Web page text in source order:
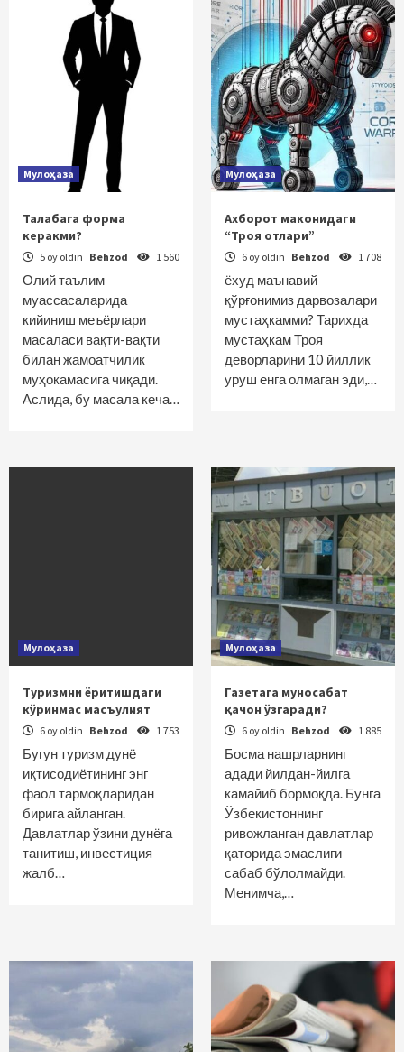
Мулоҳаза
Талабага форма
керакми?
5 oy oldin Behzod 1 560
Олий таълим
муассасаларида
кийиниш меъёрлари
масаласи вақти-вақти
билан жамоатчилик
муҳокамасига чиқади.
Аслида, бу масала кеча…
Мулоҳаза
Ахборот маконидаги
“Троя отлари”
6 oy oldin Behzod 1 708
ёхуд маънавий
қўрғонимиз дарвозалари
мустаҳкамми? Тарихда
мустаҳкам Троя
деворларини 10 йиллик
уруш енга олмаган эди,…
Мулоҳаза
Туризмни ёритишдаги
кўринмас масъулият
6 oy oldin Behzod 1 753
Бугун туризм дунё
иқтисодиётининг энг
фаол тармоқларидан
бирига айланган.
Давлатлар ўзини дунёга
танитиш, инвестиция
жалб…
Мулоҳаза
Газетага муносабат
қачон ўзгаради?
6 oy oldin Behzod 1 885
Босма нашрларнинг
адади йилдан-йилга
камайиб бормоқда. Бунга
Ўзбекистоннинг
ривожланган давлатлар
қаторида эмаслиги
сабаб бўлолмайди.
Менимча,…